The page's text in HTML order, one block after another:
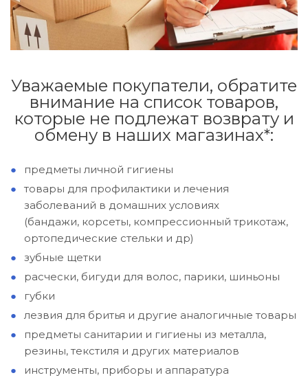
Уважаемые покупатели, обратите
внимание на список товаров,
которые не подлежат возврату и
обмену в наших магазинах*:
предметы личной гигиены
товары для профилактики и лечения
заболеваний в домашних условиях
(бандажи, корсеты, компресcионный трикотаж,
ортопедические стельки и др)
зубные щетки
расчески, бигуди для волос, парики, шиньоны
губки
лезвия для бритья и другие аналогичные товары
предметы санитарии и гигиены из металла,
резины, текстиля и других материалов
инструменты, приборы и аппаратура